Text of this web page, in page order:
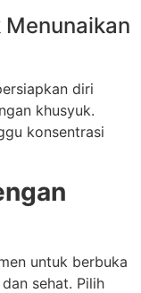
diri
khusyuk.
konsentrasi
untuk berbuka
sehat. Pilih